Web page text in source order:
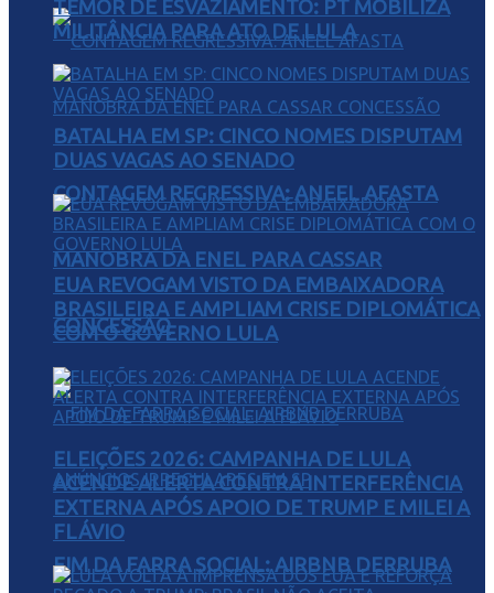
CONTAGEM REGRESSIVA: ANEEL AFASTA
MANOBRA DA ENEL PARA CASSAR
CONCESSÃO
FIM DA FARRA SOCIAL: AIRBNB DERRUBA
TEMOR DE ESVAZIAMENTO: PT MOBILIZA
MILITÂNCIA PARA ATO DE LULA
BATALHA EM SP: CINCO NOMES DISPUTAM
DUAS VAGAS AO SENADO
EUA REVOGAM VISTO DA EMBAIXADORA
BRASILEIRA E AMPLIAM CRISE DIPLOMÁTICA
COM O GOVERNO LULA
ELEIÇÕES 2026: CAMPANHA DE LULA
ACENDE ALERTA CONTRA INTERFERÊNCIA
EXTERNA APÓS APOIO DE TRUMP E MILEI A
FLÁVIO